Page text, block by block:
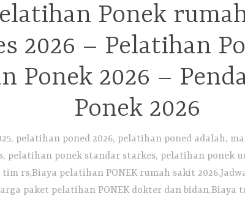
Ponek
2026 – Pelatihan
Ponek 2026 –
Ponek 2026
pelatihan poned 2026, pelatihan poned adalah,
pelatihan ponek standar starkes, pelatihan ponek
rs,Biaya pelatihan PONEK rumah sakit
paket pelatihan PONEK dokter dan bidan,Biaya